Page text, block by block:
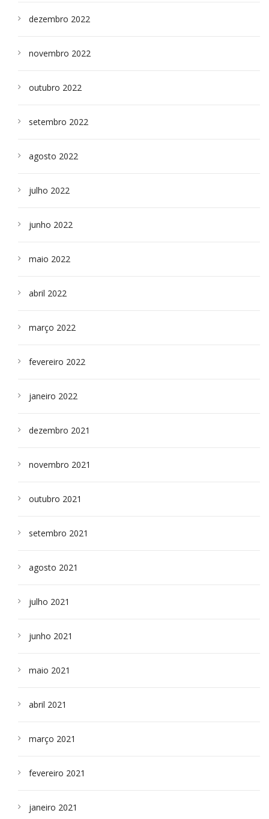
dezembro 2022
novembro 2022
outubro 2022
setembro 2022
agosto 2022
julho 2022
junho 2022
maio 2022
abril 2022
março 2022
fevereiro 2022
janeiro 2022
dezembro 2021
novembro 2021
outubro 2021
setembro 2021
agosto 2021
julho 2021
junho 2021
maio 2021
abril 2021
março 2021
fevereiro 2021
janeiro 2021